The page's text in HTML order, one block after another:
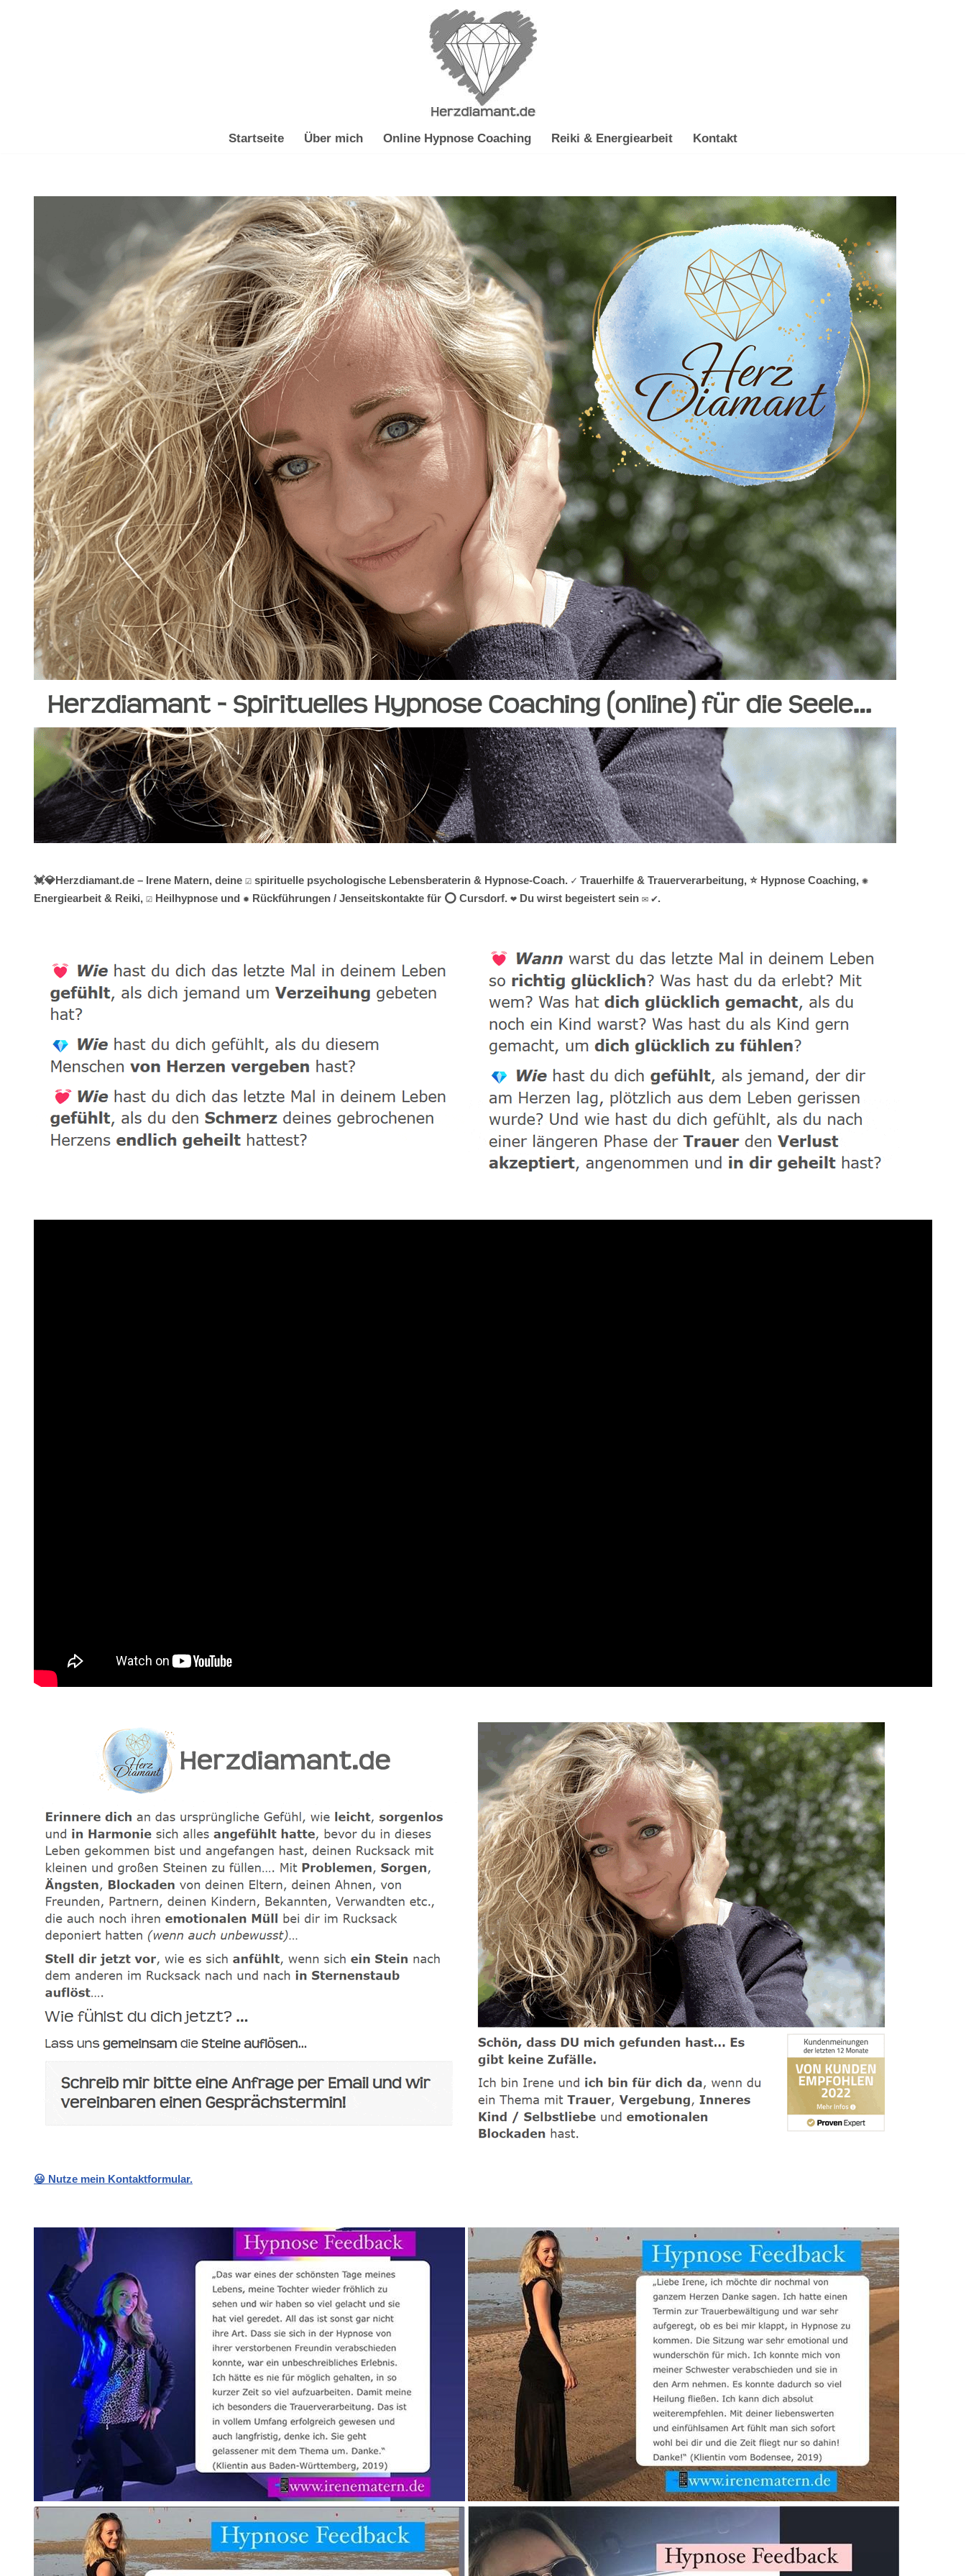
Startseite Über mich Online Hypnose Coaching Reiki & Energiearbeit Kontakt
💓️💎Herzdiamant.de – Irene Matern, deine ☑️ spirituelle psychologische Lebensberaterin & Hypnose-Coach. ✓ Trauerhilfe & Trauerverarbeitung, ⭐ Hypnose Coaching, ✺
Energiearbeit & Reiki, ☑️ Heilhypnose und ✹ Rückführungen / Jenseitskontakte für ⭕ Cursdorf. ❤ Du wirst begeistert sein ✉ ✔.
😃 Nutze mein Kontaktformular.